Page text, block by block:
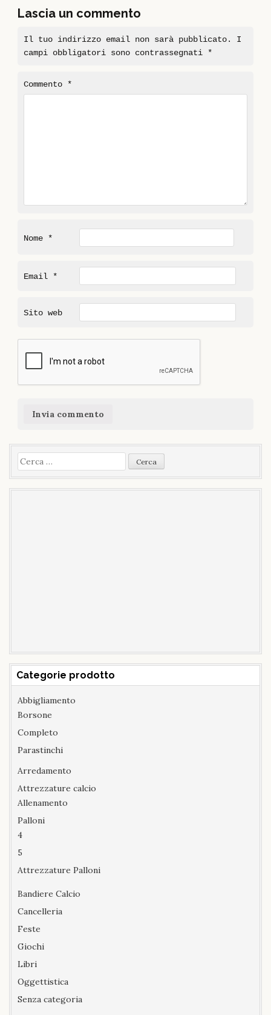
Lascia un commento
Il tuo indirizzo email non sarà pubblicato.
I
campi obbligatori sono contrassegnati *
Commento *
Nome *
Email *
Sito web
Ricerca
per:
Categorie prodotto
Abbigliamento
Borsone
Completo
Parastinchi
Arredamento
Attrezzature calcio
Allenamento
Palloni
4
5
Attrezzature Palloni
Bandiere Calcio
Cancelleria
Feste
Giochi
Libri
Oggettistica
Senza categoria